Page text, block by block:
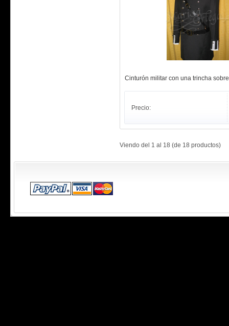
Cinturón militar con una trincha
Precio:
Viendo del 1 al 18 (de 18 productos)